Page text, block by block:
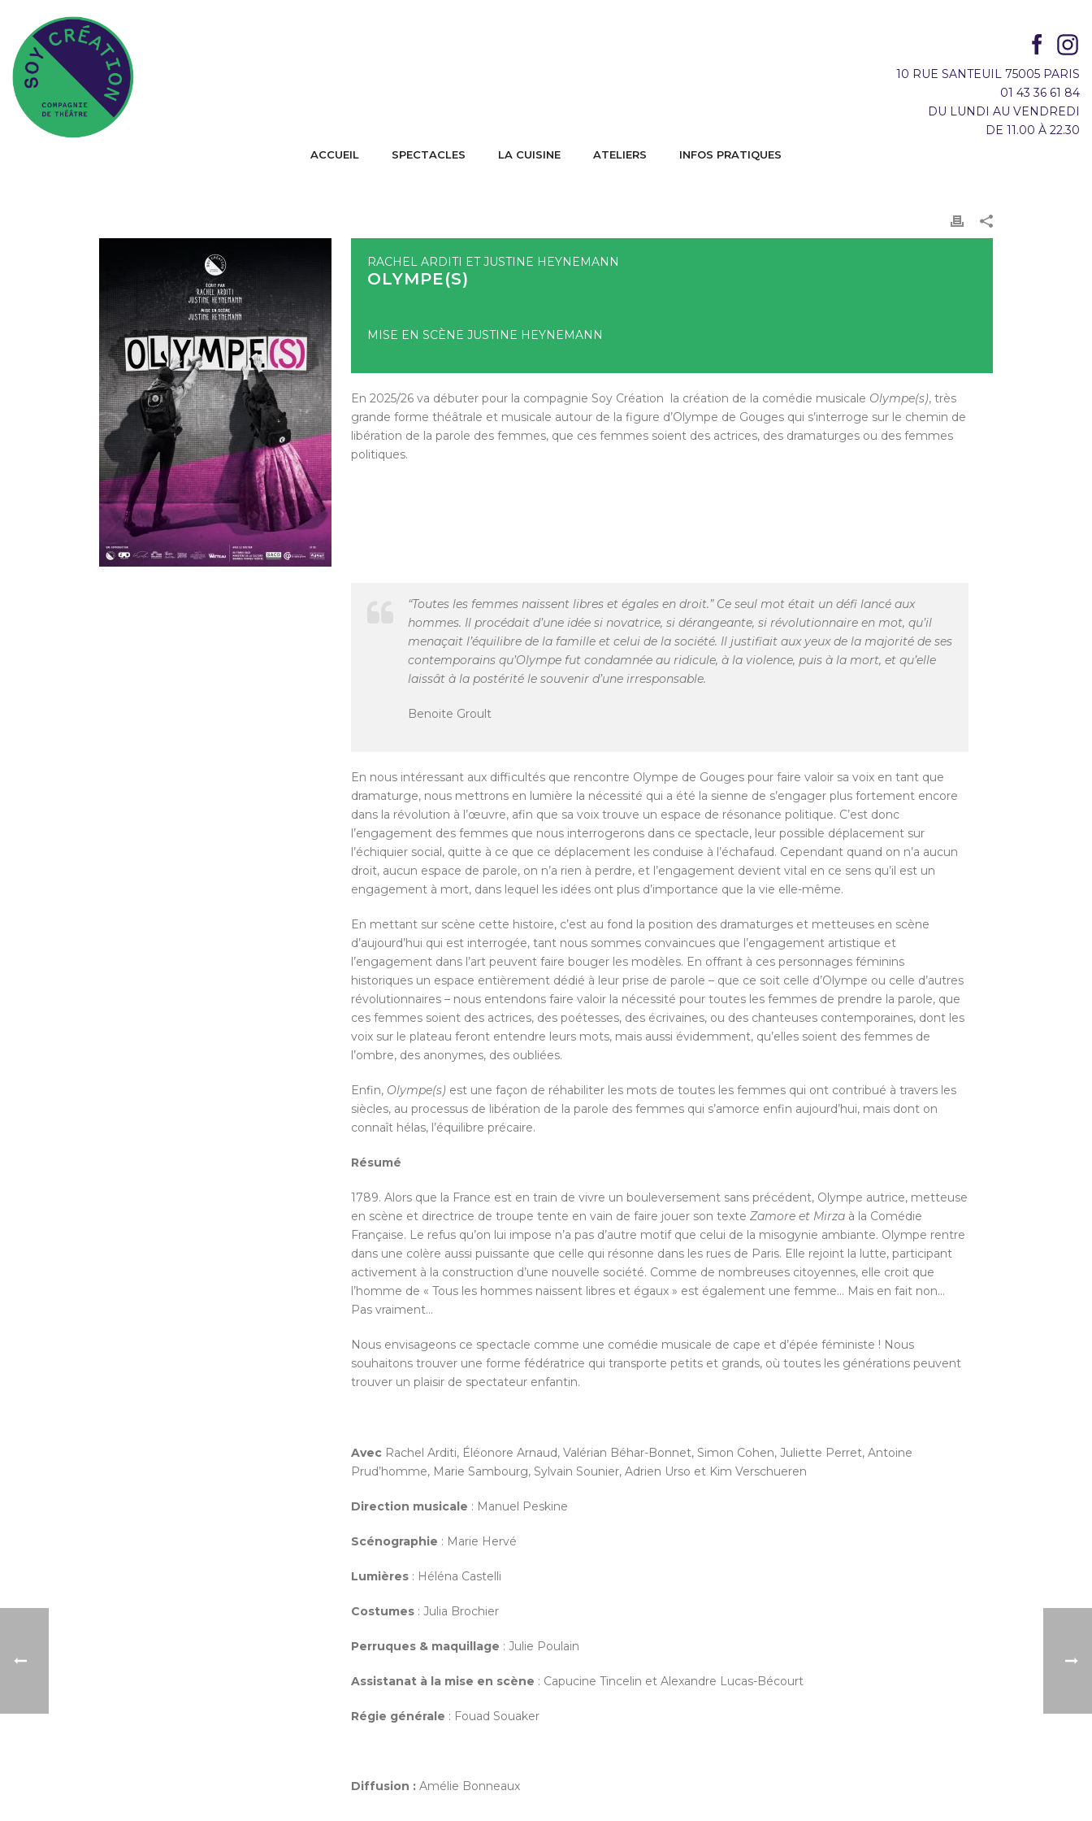
10 RUE SANTEUIL 75005 PARIS
01 43 36 61 84
DU LUNDI AU VENDREDI
DE 11.00 À 22.30
ACCUEIL SPECTACLES LA CUISINE ATELIERS INFOS PRATIQUES
RACHEL ARDITI ET JUSTINE HEYNEMANN
OLYMPE(S)
MISE EN SCÈNE JUSTINE HEYNEMANN
En 2025/26 va débuter pour la compagnie Soy Création la création de la comédie musicale Olympe(s), très
grande forme théâtrale et musicale autour de la figure d’Olympe de Gouges qui s’interroge sur le chemin de
libération de la parole des femmes, que ces femmes soient des actrices, des dramaturges ou des femmes
politiques.
“Toutes les femmes naissent libres et égales en droit.” Ce seul mot était un défi lancé aux
hommes. Il procédait d’une idée si novatrice, si dérangeante, si révolutionnaire en mot, qu’il
menaçait l’équilibre de la famille et celui de la société. Il justifiait aux yeux de la majorité de ses
contemporains qu’Olympe fut condamnée au ridicule, à la violence, puis à la mort, et qu’elle
laissât à la postérité le souvenir d’une irresponsable.
Benoite Groult
En nous intéressant aux difficultés que rencontre Olympe de Gouges pour faire valoir sa voix en tant que
dramaturge, nous mettrons en lumière la nécessité qui a été la sienne de s’engager plus fortement encore
dans la révolution à l’œuvre, afin que sa voix trouve un espace de résonance politique. C’est donc
l’engagement des femmes que nous interrogerons dans ce spectacle, leur possible déplacement sur
l’échiquier social, quitte à ce que ce déplacement les conduise à l’échafaud. Cependant quand on n’a aucun
droit, aucun espace de parole, on n’a rien à perdre, et l’engagement devient vital en ce sens qu’il est un
engagement à mort, dans lequel les idées ont plus d’importance que la vie elle-même.
En mettant sur scène cette histoire, c’est au fond la position des dramaturges et metteuses en scène
d’aujourd’hui qui est interrogée, tant nous sommes convaincues que l’engagement artistique et
l’engagement dans l’art peuvent faire bouger les modèles. En offrant à ces personnages féminins
historiques un espace entièrement dédié à leur prise de parole – que ce soit celle d’Olympe ou celle d’autres
révolutionnaires – nous entendons faire valoir la nécessité pour toutes les femmes de prendre la parole, que
ces femmes soient des actrices, des poétesses, des écrivaines, ou des chanteuses contemporaines, dont les
voix sur le plateau feront entendre leurs mots, mais aussi évidemment, qu’elles soient des femmes de
l’ombre, des anonymes, des oubliées.
Enfin, Olympe(s) est une façon de réhabiliter les mots de toutes les femmes qui ont contribué à travers les
siècles, au processus de libération de la parole des femmes qui s’amorce enfin aujourd’hui, mais dont on
connaît hélas, l’équilibre précaire.
Résumé
1789. Alors que la France est en train de vivre un bouleversement sans précédent, Olympe autrice, metteuse
en scène et directrice de troupe tente en vain de faire jouer son texte Zamore et Mirza à la Comédie
Française. Le refus qu’on lui impose n’a pas d’autre motif que celui de la misogynie ambiante. Olympe rentre
dans une colère aussi puissante que celle qui résonne dans les rues de Paris. Elle rejoint la lutte, participant
activement à la construction d’une nouvelle société. Comme de nombreuses citoyennes, elle croit que
l’homme de « Tous les hommes naissent libres et égaux » est également une femme… Mais en fait non…
Pas vraiment…
Nous envisageons ce spectacle comme une comédie musicale de cape et d’épée féministe ! Nous
souhaitons trouver une forme fédératrice qui transporte petits et grands, où toutes les générations peuvent
trouver un plaisir de spectateur enfantin.
Avec Rachel Arditi, Éléonore Arnaud, Valérian Béhar-Bonnet, Simon Cohen, Juliette Perret, Antoine
Prud’homme, Marie Sambourg, Sylvain Sounier, Adrien Urso et Kim Verschueren
Direction musicale : Manuel Peskine
Scénographie : Marie Hervé
Lumières : Héléna Castelli
Costumes : Julia Brochier
Perruques & maquillage : Julie Poulain
Assistanat à la mise en scène : Capucine Tincelin et Alexandre Lucas-Bécourt
Régie générale : Fouad Souaker
Diffusion : Amélie Bonneaux